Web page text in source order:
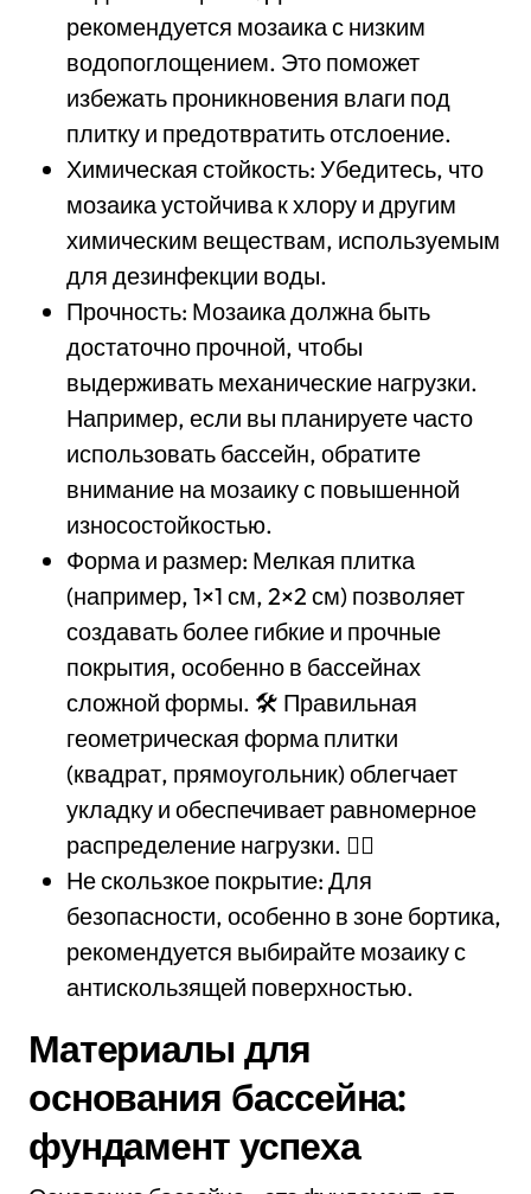
рекомендуется мозаика с низким
водопоглощением. Это поможет
избежать проникновения влаги под
плитку и предотвратить отслоение.
Химическая стойкость: Убедитесь, что
мозаика устойчива к хлору и другим
химическим веществам, используемым
для дезинфекции воды.
Прочность: Мозаика должна быть
достаточно прочной, чтобы
выдерживать механические нагрузки.
Например, если вы планируете часто
использовать бассейн, обратите
внимание на мозаику с повышенной
износостойкостью.
Форма и размер: Мелкая плитка
(например, 1×1 см, 2×2 см) позволяет
создавать более гибкие и прочные
покрытия, особенно в бассейнах
сложной формы. 🛠️ Правильная
геометрическая форма плитки
(квадрат, прямоугольник) облегчает
укладку и обеспечивает равномерное
распределение нагрузки. 👍🏻
Не скользкое покрытие: Для
безопасности, особенно в зоне бортика,
рекомендуется выбирайте мозаику с
антискользящей поверхностью.
Материалы для
основания бассейна:
фундамент успеха